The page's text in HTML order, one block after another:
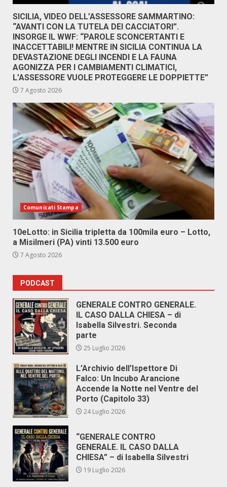
SICILIA, VIDEO DELL’ASSESSORE SAMMARTINO:
“AVANTI CON LA TUTELA DEI CACCIATORI”.
INSORGE IL WWF: “PAROLE SCONCERTANTI E
INACCETTABILI! MENTRE IN SICILIA CONTINUA LA
DEVASTAZIONE DEGLI INCENDI E LA FAUNA
AGONIZZA PER I CAMBIAMENTI CLIMATICI,
L’ASSESSORE VUOLE PROTEGGERE LE DOPPIETTE”
7 Agosto 2026
Comunicati Stampa
10eLotto: in Sicilia tripletta da 100mila euro – Lotto,
a Misilmeri (PA) vinti 13.500 euro
7 Agosto 2026
PODCAST
GENERALE CONTRO GENERALE.
IL CASO DALLA CHIESA – di
Isabella Silvestri. Seconda
parte
25 Luglio 2026
L’Archivio dell’Ispettore Di
Falco: Un Incubo Arancione
Accende la Notte nel Ventre del
Porto (Capitolo 33)
24 Luglio 2026
“GENERALE CONTRO
GENERALE. IL CASO DALLA
CHIESA” – di Isabella Silvestri
19 Luglio 2026